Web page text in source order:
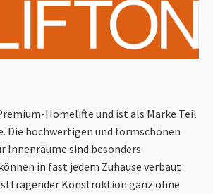
Homelifte und ist als Marke Teil
Die hochwertigen und formschönen
Innenräume sind besonders
in fast jedem Zuhause verbaut
Konstruktion ganz ohne